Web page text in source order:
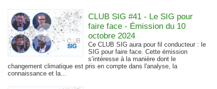
CLUB SIG #41 - Le SIG pour
faire face - Émission du 10
octobre 2024
Ce CLUB SIG aura pour fil conducteur : le
SIG pour faire face. Cette émission
s’intéresse à la manière dont le
changement climatique est pris en compte dans l'analyse, la
connaissance et la...